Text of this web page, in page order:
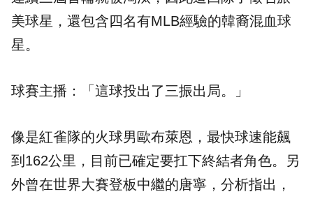
美球星，還包含四名有MLB經驗的韓裔混血球
星。
球賽主播：「這球投出了三振出局。」
像是紅雀隊的火球男歐布萊恩，最快球速能飆
到162公里，目前已確定要扛下終結者角色。另
外曾在世界大賽登板中繼的唐寧，分析指出，